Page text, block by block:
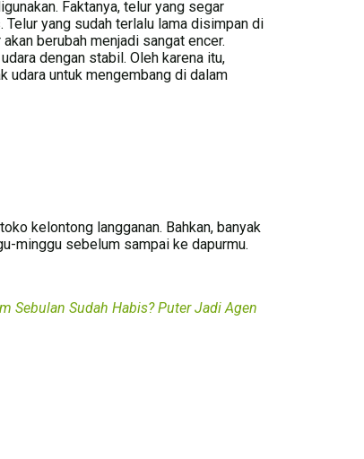
Faktanya, telur yang segar
Telur yang sudah terlalu lama disimpan di
berubah menjadi sangat encer.
dengan stabil. Oleh karena itu,
udara untuk mengembang di dalam
kelontong langganan. Bahkan, banyak
minggu sebelum sampai ke dapurmu.
Sebulan Sudah Habis? Puter Jadi Agen